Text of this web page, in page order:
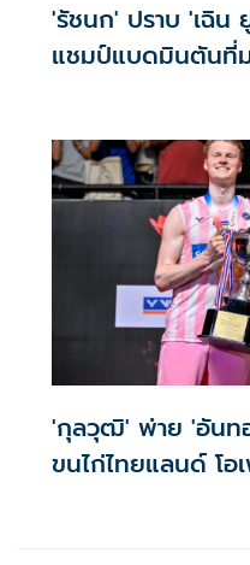
'รัชนก' ปราบ 'เฉิน
แชมป์แบดมินตันที่ม
'กุลวุฒิ' พ่าย 'อันท
ขนไก่ไทยแลนด์ โอ